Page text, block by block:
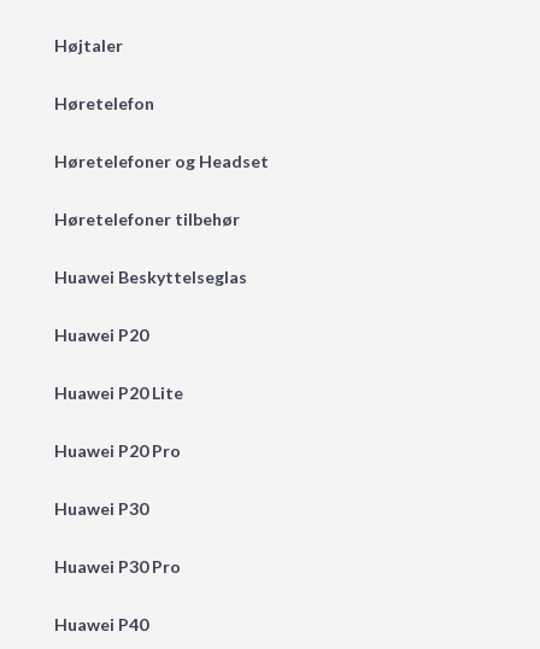
Højtaler
Høretelefon
Høretelefoner og Headset
Høretelefoner tilbehør
Huawei Beskyttelseglas
Huawei P20
Huawei P20 Lite
Huawei P20 Pro
Huawei P30
Huawei P30 Pro
Huawei P40